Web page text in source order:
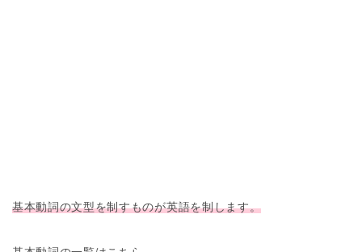
基本動詞の文型を制すものが英語を制します。